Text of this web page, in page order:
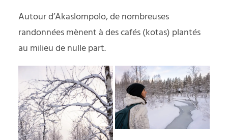
Autour d’Akaslompolo, de nombreuses
randonnées mènent à des cafés (kotas) plantés
au milieu de nulle part.